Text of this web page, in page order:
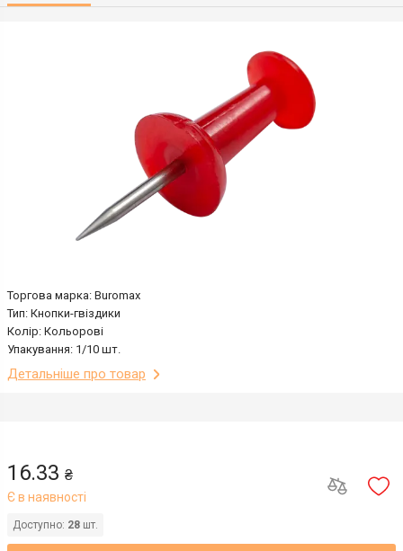
Торгова марка: Buromax
Тип: Кнопки-гвіздики
Колір: Кольорові
Упакування: 1/10 шт.
Детальніше про товар
16.33 ₴
Є в наявності
Доступно: 28 шт.